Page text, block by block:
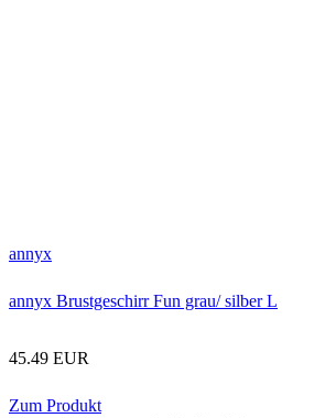
annyx
annyx Brustgeschirr Fun grau/ silber L
45.49 EUR
Zum Produkt